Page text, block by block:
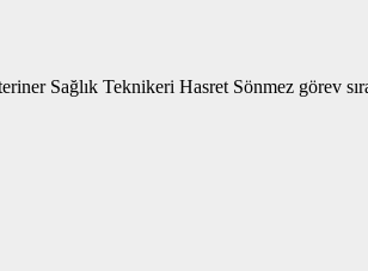
Sağlık Teknikeri Hasret Sönmez görev